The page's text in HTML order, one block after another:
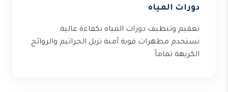
دورات المياه
تعقيم وتنظيف دورات المياه بكفاءة عالية.
نستخدم مطهرات قوية آمنة تزيل الجراثيم والروائح
الكريهة تماماً.